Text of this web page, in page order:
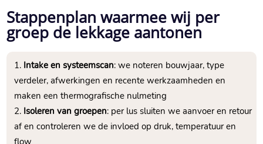
Stappenplan waarmee wij per
groep de lekkage aantonen
Intake en systeemscan: we noteren bouwjaar, type
verdeler, afwerkingen en recente werkzaamheden en
maken een thermografische nulmeting
Isoleren van groepen: per lus sluiten we aanvoer en retour
af en controleren we de invloed op druk, temperatuur en
flow